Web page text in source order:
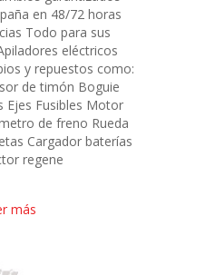
en 48/72 horas
Todo para sus
eléctricos
y repuestos como:
de timón Boguie
Ejes Fusibles Motor
de freno Rueda
Cargador baterías
regene
más